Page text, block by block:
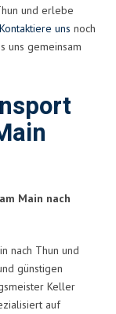
und erlebe
Kontaktiere uns noch
uns gemeinsam
Main nach
nach Thun und
günstigen
Keller
auf